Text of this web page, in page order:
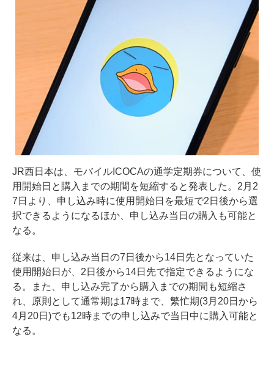
JR西日本は、モバイルICOCAの通学定期券について、使
用開始日と購入までの期間を短縮すると発表した。2月2
7日より、申し込み時に使用開始日を最短で2日後から選
択できるようになるほか、申し込み当日の購入も可能と
なる。
従来は、申し込み当日の7日後から14日先となっていた
使用開始日が、2日後から14日先で指定できるようにな
る。また、申し込み完了から購入までの期間も短縮さ
れ、原則として通常期は17時まで、繁忙期(3月20日から
4月20日)でも12時までの申し込みで当日中に購入可能と
なる。